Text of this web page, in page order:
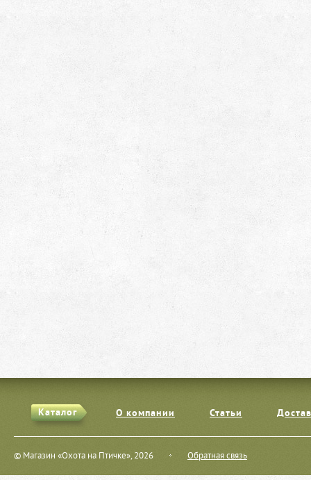
Каталог О компании Статьи
© Магазин «Охота на Птичке», 2026 Обратная связь